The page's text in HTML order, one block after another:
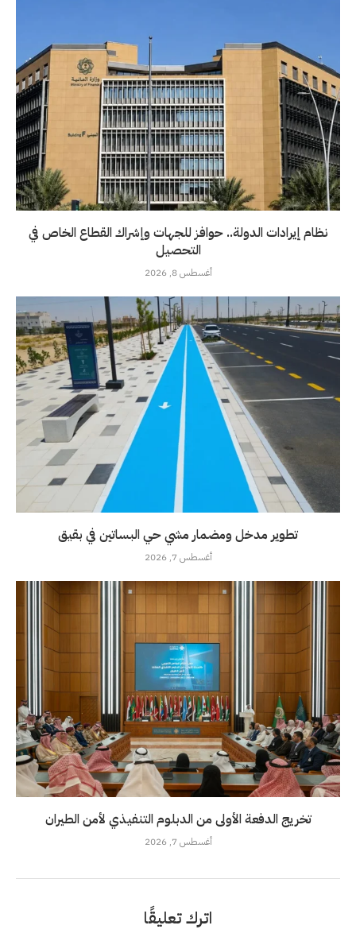
نظام إيرادات الدولة.. حوافز للجهات وإشراك القطاع الخاص في
التحصيل
أغسطس 8, 2026
تطوير مدخل ومضمار مشي حي البساتين في بقيق
أغسطس 7, 2026
تخريج الدفعة الأولى من الدبلوم التنفيذي لأمن الطيران
أغسطس 7, 2026
اترك تعليقًا